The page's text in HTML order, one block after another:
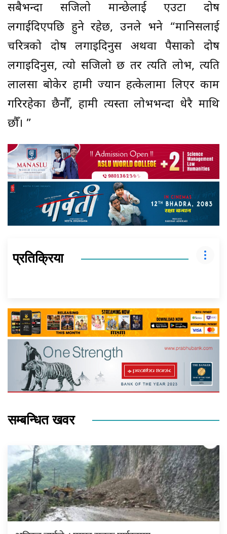
सबैभन्दा सजिलो मान्छेलाई एउटा दोष
लगाईदिएपछि हुने रहेछ, उनले भने “मानिसलाई
चरित्रको दोष लगाइदिनुस अथवा पैसाको दोष
लगाइदिनुस, त्यो सजिलो छ तर त्यति लोभ, त्यति
लालसा बोकेर हामी ज्यान हत्केलामा लिएर काम
गरिरहेका छैनौँ, हामी त्यस्ता लोभभन्दा धेरै माथि
छौँ। ”
प्रतिक्रिया
सम्बन्धित खवर